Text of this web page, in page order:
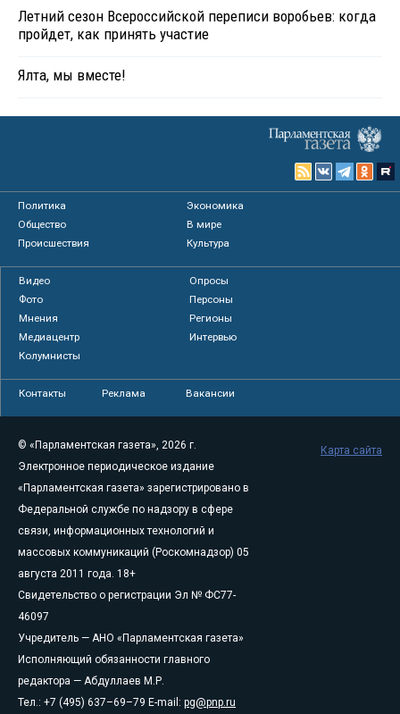
Летний сезон Всероссийской переписи воробьев: когда
пройдет, как принять участие
Ялта, мы вместе!
Политика
Экономика
Общество
В мире
Происшествия
Культура
Видео
Опросы
Фото
Персоны
Мнения
Регионы
Медиацентр
Интервью
Колумнисты
Контакты Реклама Вакансии
© «Парламентская газета», 2026 г.
Электронное периодическое издание
«Парламентская газета» зарегистрировано в
Федеральной службе по надзору в сфере
связи, информационных технологий и
массовых коммуникаций (Роскомнадзор) 05
августа 2011 года. 18+
Свидетельство о регистрации Эл № ФС77-
46097
Учредитель — АНО «Парламентская газета»
Исполняющий обязанности главного
редактора — Абдуллаев М.Р.
Тел.: +7 (495) 637–69–79 E-mail: pg@pnp.ru
Карта сайта